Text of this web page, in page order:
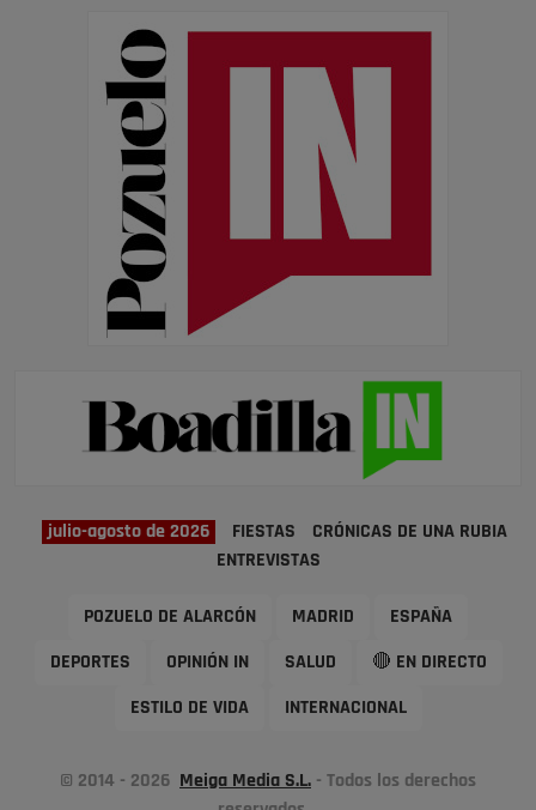
julio-agosto de 2026 FIESTAS
CRÓNICAS DE UNA RUBIA
ENTREVISTAS
POZUELO DE ALARCÓN MADRID ESPAÑA
DEPORTES OPINIÓN IN SALUD 🔴 EN DIRECTO
ESTILO DE VIDA INTERNACIONAL
© 2014 - 2026 Meiga Media S.L. - Todos los derechos